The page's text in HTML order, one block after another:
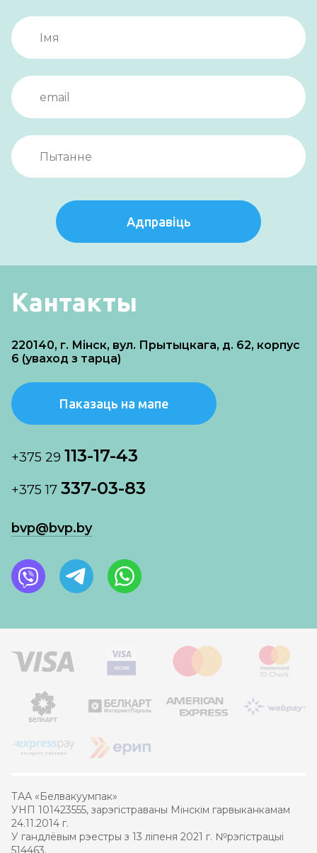
Адправіць
Кантакты
220140, г. Мінск, вул. Прытыцкага, д. 62, корпус
6 (уваход з тарца)
Паказаць на мапе
+375 29 113-17-43
+375 17 337-03-83
bvp@bvp.by
ТАА «Белвакуумпак»
УНП 101423555, зарэгістраваны Мінскім гарвыканкамам
24.11.2014 г.
У гандлёвым рэестры з 13 ліпеня 2021 г. №рэгістрацыі
514463.